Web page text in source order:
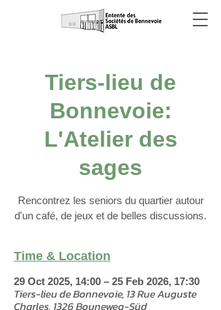
Tiers-lieu de
Bonnevoie:
L'Atelier des
sages
Rencontrez les seniors du quartier autour
d'un café, de jeux et de belles discussions.
Time & Location
29 Oct 2025, 14:00 – 25 Feb 2026, 17:30
Tiers-lieu de Bonnevoie, 13 Rue Auguste
Charles, 1326 Bouneweg-Süd